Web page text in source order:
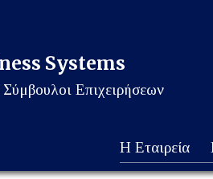
Systems
Επιχειρήσεων
Η Εταιρεία